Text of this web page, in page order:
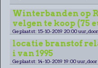
Winterbanden op
velgen te koop (75
Geplaatst: 15-10-2019 20:00 uur, door
locatie branstof
i van 1995
Geplaatst: 14-10-2019 19:00 uur, door